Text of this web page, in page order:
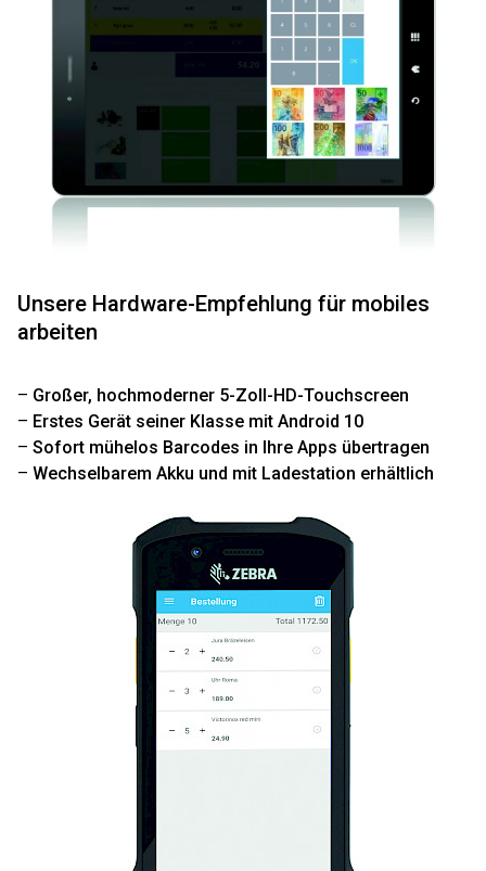
Unsere Hardware-Empfehlung für mobiles
arbeiten
Großer, hochmoderner 5-Zoll-HD-Touchscreen
Erstes Gerät seiner Klasse mit Android 10
Sofort mühelos Barcodes in Ihre Apps übertragen
Wechselbarem Akku und mit Ladestation erhältlich